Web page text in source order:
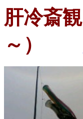
肝冷斎
～）